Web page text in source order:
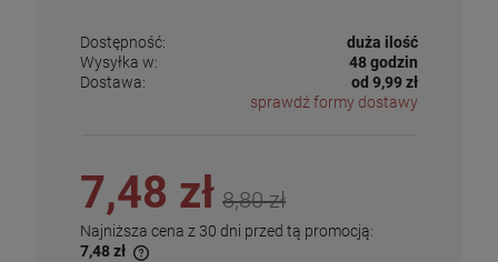
Dostępność:
duża ilość
Wysyłka w:
48 godzin
Dostawa:
od 9,99 zł
sprawdź formy dostawy
7,48 zł 8,80 zł
Najniższa cena z 30 dni przed tą promocją:
7,48 zł